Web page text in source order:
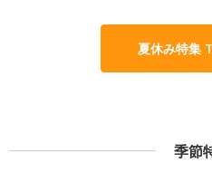
夏休み特集
季節